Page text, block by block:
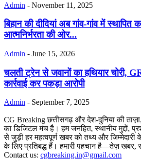
Admin - November 11, 2025
बिहान की दीदियां अब गांव-गांव में स्थापित
आत्मनिर्भरता की ओर...
Admin - June 15, 2026
चलती ट्रेन से जवानों का हथियार चोरी,
कार्रवाई कर पकड़ा आरोपी
Admin - September 7, 2025
CG Breaking छत्तीसगढ़ और देश-दुनिया की
का डिजिटल मंच है। हम जनहित, स्थानीय मुद्दों,
से जुड़ी हर महत्वपूर्ण खबर को तथ्य और
के लिए प्रतिबद्ध हैं। हमारी पहचान है—तेज़ खबर,
Contact us: cgbreaking.in@gmail.com